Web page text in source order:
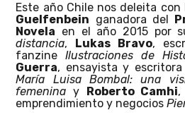
Este año Chile nos deleita con
Guelfenbein ganadora del
Novela en el año 2015 por
distancia, Lukas Bravo,
fanzineIlustraciones de
Guerra, ensayista y
María Luisa Bombal: una
femenina y Roberto Camhi,
emprendimiento y negocios